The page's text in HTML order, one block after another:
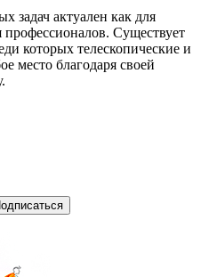
задач актуален как для
Существует
которых телескопические и
место благодаря своей